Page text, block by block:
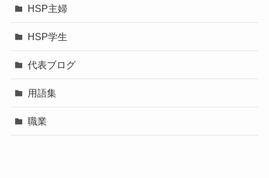
HSP主婦
HSP学生
代表ブログ
用語集
職業